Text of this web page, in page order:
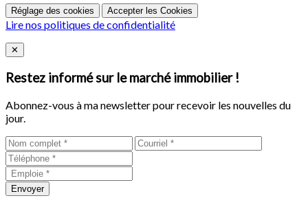
Réglage des cookies Accepter les Cookies
Lire nos politiques de confidentialité
Close
✕
Restez informé sur le marché immobilier !
Abonnez-vous à ma newsletter pour recevoir les nouvelles du
jour.
Envoyer